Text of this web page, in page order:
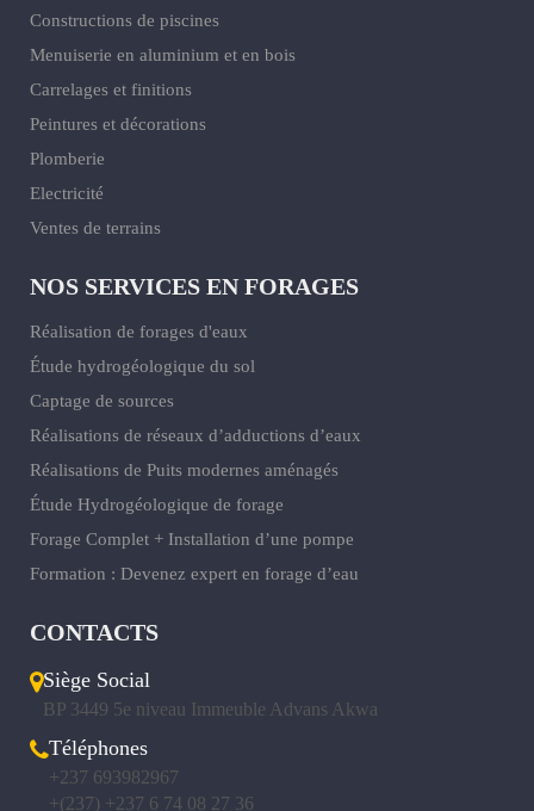
Constructions de piscines
Menuiserie en aluminium et en bois
Carrelages et finitions
Peintures et décorations
Plomberie
Electricité
Ventes de terrains
NOS SERVICES EN FORAGES
Réalisation de forages d'eaux
Étude hydrogéologique du sol
Captage de sources
Réalisations de réseaux d’adductions d’eaux
Réalisations de Puits modernes aménagés
Étude Hydrogéologique de forage
Forage Complet + Installation d’une pompe
Formation : Devenez expert en forage d’eau
CONTACTS
Siège Social
BP 3449 5e niveau Immeuble Advans Akwa
Téléphones
+237 693982967
+(237) +237 6 74 08 27 36